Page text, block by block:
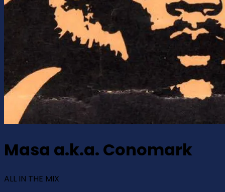
Masa a.k.a. Conomark
ALL IN THE MIX